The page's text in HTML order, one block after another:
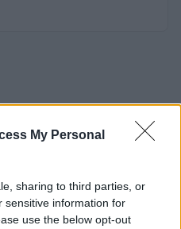
My Personal
sharing to third parties, or
sensitive information for
use the below opt-out